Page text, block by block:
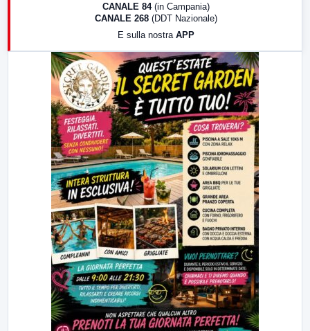
LabNews (replica)
CANALE 84 (in Campania)
CANALE 268 (DDT Nazionale)
E sulla nostra APP